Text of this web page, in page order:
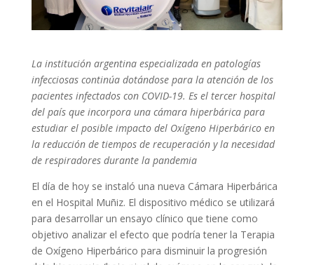
La institución argentina especializada en patologías
infecciosas continúa dotándose para la atención de los
pacientes infectados con COVID-19. Es el tercer hospital
del país que incorpora una cámara hiperbárica para
estudiar el posible impacto del Oxígeno Hiperbárico en
la reducción de tiempos de recuperación y la necesidad
de respiradores durante la pandemia
El día de hoy se instaló una nueva Cámara Hiperbárica
en el Hospital Muñiz. El dispositivo médico se utilizará
para desarrollar un ensayo clínico que tiene como
objetivo analizar el efecto que podría tener la Terapia
de Oxígeno Hiperbárico para disminuir la progresión